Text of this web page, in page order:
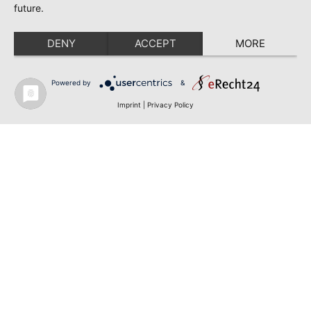
future.
DENY ACCEPT MORE
Powered by &
Imprint Privacy Policy